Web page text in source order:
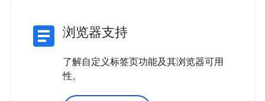
article 浏览器支持
了解自定义标签页功能及其浏览器可用
性。